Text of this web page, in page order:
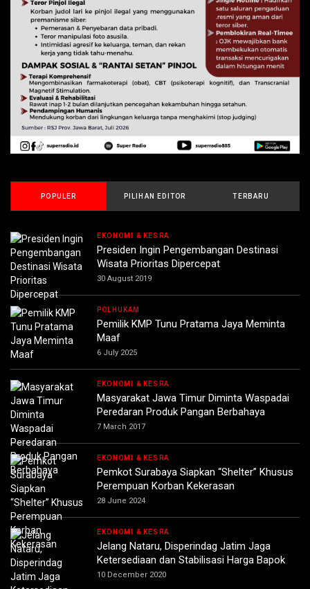
POPULER PILIHAN EDITOR TERBARU
EKONOMI & KESRA
Presiden Ingin Pengembangan Destinasi
Wisata Prioritas Dipercepat
30 August 2019
POLHUKAM
Pemilik KMP Tunu Pratama Jaya Meminta
Maaf
6 July 2025
EKONOMI & KESRA
Masyarakat Jawa Timur Diminta Waspadai
Peredaran Produk Pangan Berbahaya
7 March 2017
EKONOMI & KESRA
Pemkot Surabaya Siapkan “Shelter” Khusus
Perempuan Korban Kekerasan
28 June 2024
EKONOMI & KESRA
Jelang Nataru, Disperindag Jatim Jaga
Ketersediaan dan Stabilisasi Harga Bapok
10 December 2020